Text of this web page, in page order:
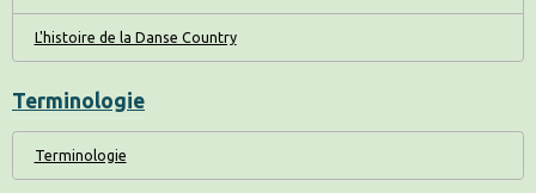
L'histoire de la Danse Country
Terminologie
Terminologie